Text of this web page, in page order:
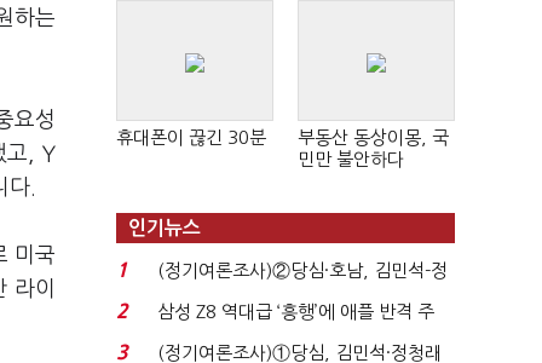
하는
요성
고, Y
다.
미국
라이
휴대폰이 끊긴 30분
부동산 동상이몽, 국
민만 불안하다
인기뉴스
1
(정기여론조사)②당심·호남, 김민석-정
청래 '초접전'...
2
삼성 Z8 역대급 ‘흥행’에 애플 반격 주
목…9월 ‘폴...
3
(정기여론조사)①당심, 김민석·정청래